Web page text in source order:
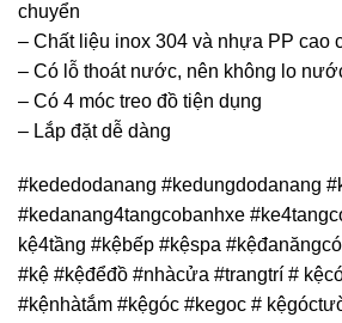
chuyển
– Chất liệu inox 304 và nhựa PP cao
– Có lỗ thoát nước, nên không lo
– Có 4 móc treo đồ tiện dụng
– Lắp đặt dễ dàng
#kededodanang #kedungdodanang
#kedanang4tangcobanhxe
kệ4tầng #kệbếp #kệspa
#kệ #kệđểđồ #nhàcửa #trangtrí #
#kệnhàtắm #kệgóc #kegoc #